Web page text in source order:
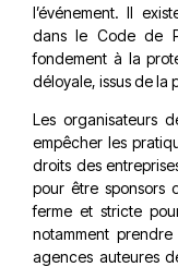
l’événement. Il
dans le Code de
fondement à la
déloyale, issus de la
Les organisateurs
empêcher les
droits des
pour être sponsors
ferme et stricte
notamment
agences auteures